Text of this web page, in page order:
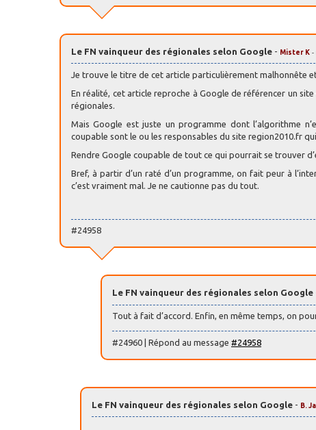
Le FN vainqueur des régionales selon Google - Mister K -
Je trouve le titre de cet article particulièrement malhonnête
En réalité, cet article reproche à Google de référencer un
régionales.
Mais Google est juste un programme dont l’algorithme
coupable sont le ou les responsables du site region2010.fr
Rendre Google coupable de tout ce qui pourrait se trouver
Bref, à partir d’un raté d’un programme, on fait peur à
c’est vraiment mal. Je ne cautionne pas du tout.
#24958
Le FN vainqueur des régionales selon Google
Tout à fait d’accord. Enfin, en même temps, on
#24960 | Répond au message #24958
Le FN vainqueur des régionales selon Google - B.